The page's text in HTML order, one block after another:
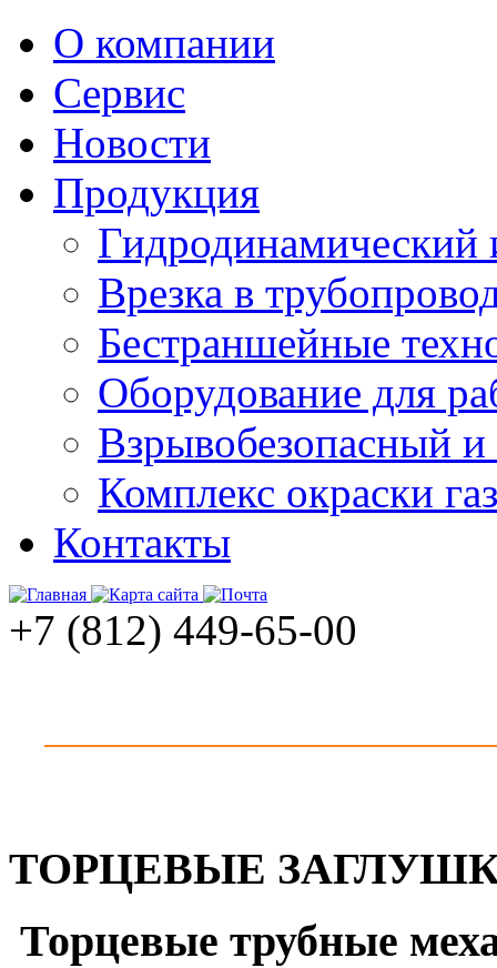
О компании
Сервис
Новости
Продукция
Гидродинамический
Врезка в
Бестраншейные
Оборудование для
Взрывобезопасный и
Комплекс окраски
Контакты
+7 (812) 449-65-00
ТОРЦЕВЫЕ
Торцевые трубные